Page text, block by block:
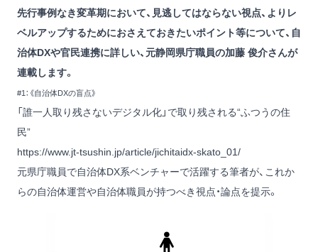
先行事例なき変革期において、見逃してはならない視点、よりレ
ベルアップするためにおさえておきたいポイント等について、自
治体DXや官民連携に詳しい、元静岡県庁職員の加藤 俊介さんが
連載します。
#1：《自治体DXの盲点》
「誰一人取り残さないデジタル化」で取り残される“ふつうの住
民”
https://www.jt-tsushin.jp/article/jichitaidx-skato_01/
元県庁職員で自治体DX系ベンチャーで活躍する筆者が、これか
らの自治体運営や自治体職員が持つべき視点・論点を提示。